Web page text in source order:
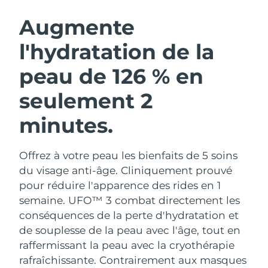
Augmente
l'hydratation de la
peau de 126 % en
seulement 2
minutes.
Offrez à votre peau les bienfaits de 5 soins
du visage anti-âge. Cliniquement prouvé
pour réduire l'apparence des rides en 1
semaine. UFO™ 3 combat directement les
conséquences de la perte d'hydratation et
de souplesse de la peau avec l'âge, tout en
raffermissant la peau avec la cryothérapie
rafraîchissante. Contrairement aux masques
Nettoyage du visage
LUNA™ 4 coffret
Anti-aging massage
LUNA™ 4 Plus
Massage, LED heating
LUNA™ 4 Men
For men, anti-aging massage
Lifting
BEAR™ 2 coffret
Microcurrent toning
BEAR™ 2 go
Microcurrent toning on-the-go
BEAR™ 2 eyes & lips
Microcurrent line smoothing device
UFO™ 3 coffret
Deep facial hydration
UFO™ 3 LED
Near-infrared and red light therapy
device
issa™ 4
Hybrid silicone sonic toothbrush
issa™ 4 plus
Smart hybrid silicone sonic toothbrush
FAQ™ TRAITEMENT ANTI-ÂGE
Anti-âge Traitements LED
NEW
Autriche
Bahreïn Livraison estimée
Belgique Livraison estimée
Bermudes Livraison estimée
Bosnie-Herzégovine
Brunei Livraison estimée8/13/26
Bulgarie Livraison estimée
Canada Livraison estimée8/12/26
Chili Livraison estimée8/12/26